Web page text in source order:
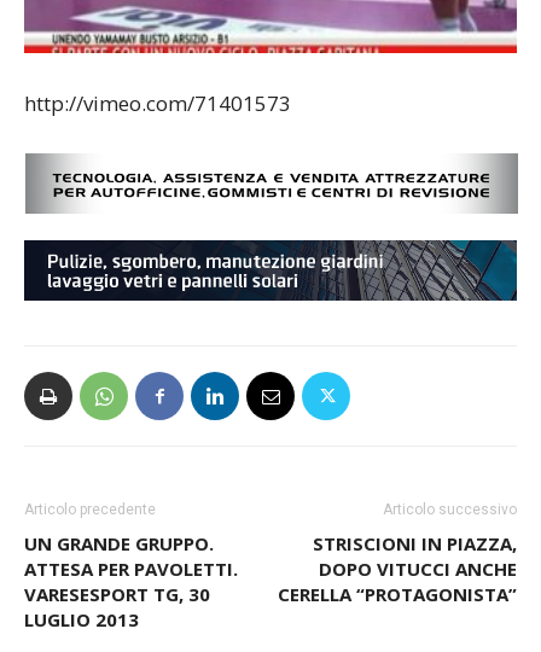
http://vimeo.com/71401573
Articolo precedente
UN GRANDE GRUPPO.
ATTESA PER PAVOLETTI.
VARESESPORT TG, 30
LUGLIO 2013
Articolo successivo
STRISCIONI IN PIAZZA,
DOPO VITUCCI ANCHE
CERELLA “PROTAGONISTA”